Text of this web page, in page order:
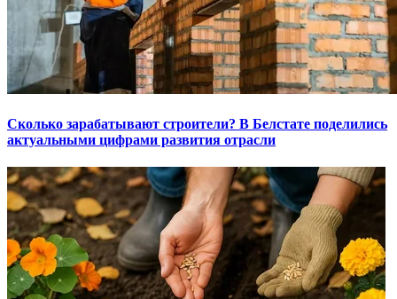
Сколько зарабатывают строители? В Белстате поделились
актуальными цифрами развития отрасли